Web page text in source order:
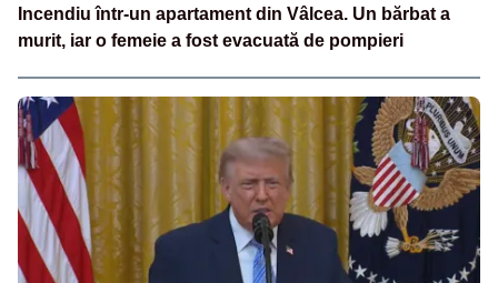
Incendiu într-un apartament din Vâlcea. Un bărbat a
murit, iar o femeie a fost evacuată de pompieri